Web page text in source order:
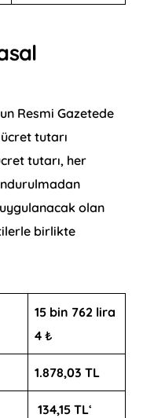
Resmi Gazetede
tutarı
tutarı, her
uygulanacak olan
birlikte
15 bin 762 lira
4₺
1.878,03 TL
134,15 TL‘